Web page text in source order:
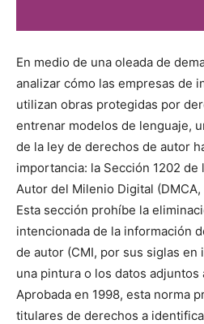
En medio de una oleada de
analizar cómo las empresas de
utilizan obras protegidas por
entrenar modelos de lenguaje,
de la ley de derechos de autor
importancia: la Sección 1202 de
Autor del Milenio Digital
Esta sección prohíbe la
intencionada de la información
de autor (CMI, por sus siglas en
una pintura o los datos adjuntos
Aprobada en 1998, esta norma
titulares de derechos a